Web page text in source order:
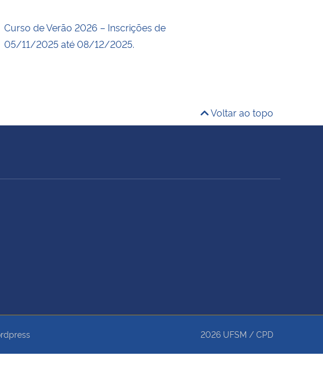
Curso de Verão 2026 – Inscrições de
05/11/2025 até 08/12/2025.
Voltar ao topo
2026 UFSM / CPD